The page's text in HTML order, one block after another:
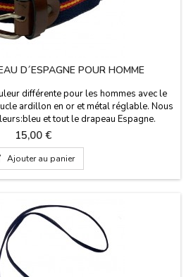
D´ESPAGNE POUR HOMME
différente pour les hommes avec le
ardillon en or et métal réglable. Nous
et tout le drapeau Espagne.
Espagne. Largeur: 3,5 cm
Prix
15,00 €
Ajouter au panier